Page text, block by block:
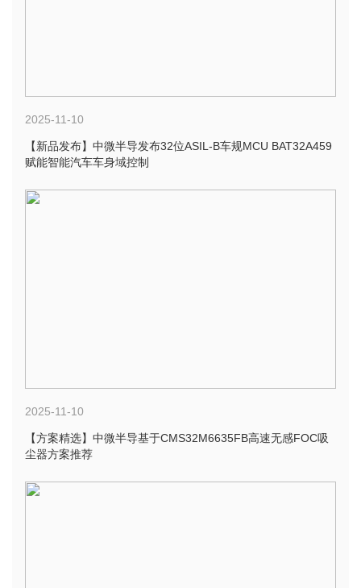
2025-11-10
【新品发布】中微半导发布32位ASIL-B车规MCU BAT32A459
赋能智能汽车车身域控制
2025-11-10
【方案精选】中微半导基于CMS32M6635FB高速无感FOC吸
尘器方案推荐